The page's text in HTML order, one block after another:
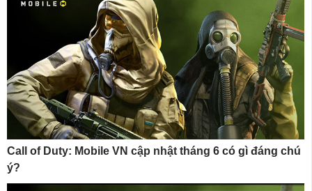
Call of Duty: Mobile VN cập nhật tháng 6 có gì đáng chú
ý?